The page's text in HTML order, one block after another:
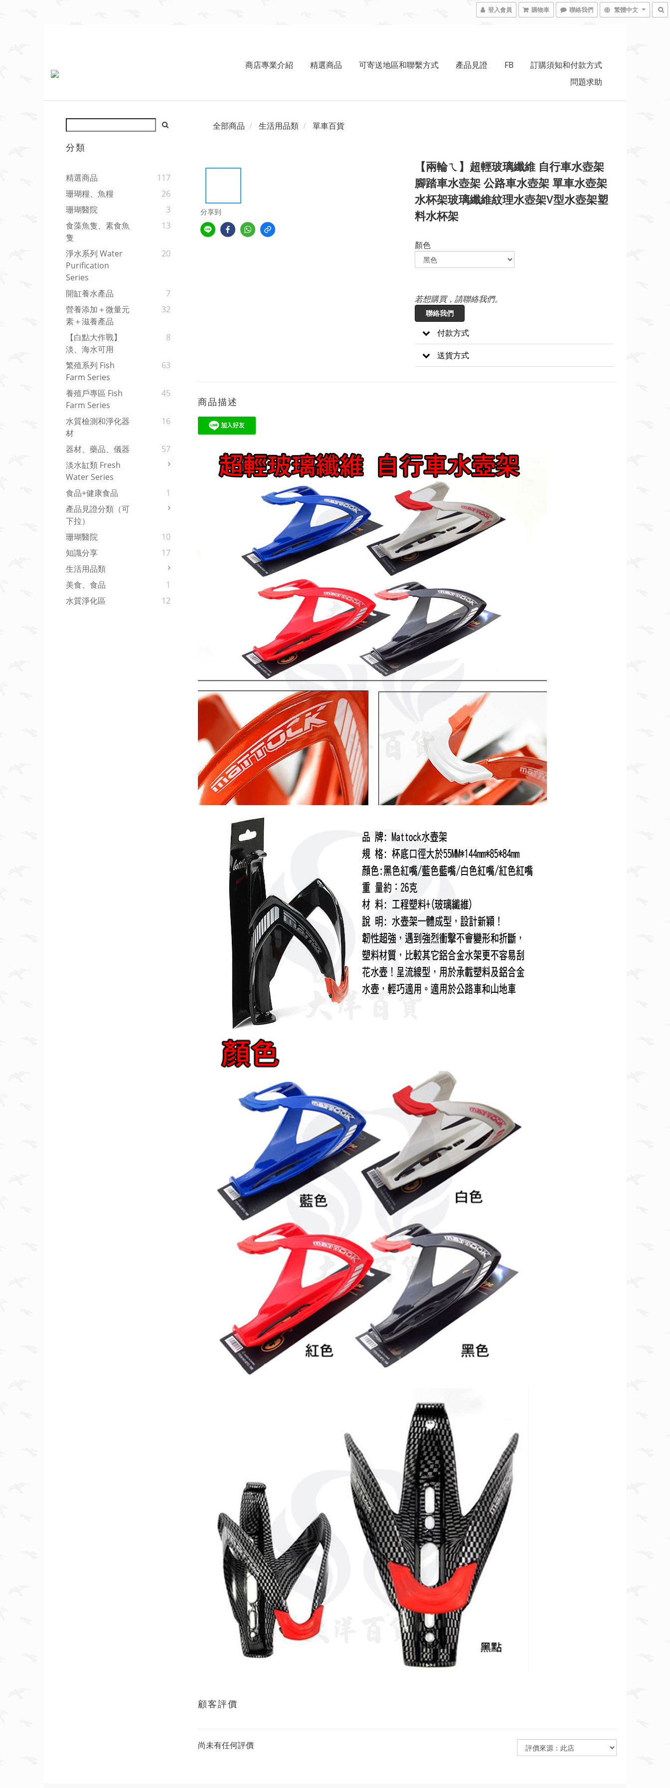
登入會員 購物車 聯絡我們 繁體中文
商店專業介紹 精選商品 可寄送地區和聯繫方式 產品見證 FB
訂購須知和付款方式
問題求助
分類
精選商品
117
珊瑚糧、魚糧
26
珊瑚醫院
3
食藻魚隻、素食魚
隻
13
淨水系列 Water
Purification
Series
20
開缸養水產品
7
營養添加＋微量元
素＋滋養產品
32
【白點大作戰】
淡、海水可用
8
繁殖系列 Fish
Farm Series
63
養殖戶專區 Fish
Farm Series
45
水質檢測和淨化器
材
16
器材、藥品、儀器
57
淡水缸類 Fresh
Water Series
食品+健康食品
1
產品見證分類（可
下拉）
珊瑚醫院
10
知識分享
17
生活用品類
美食、食品
1
水質淨化區
12
全部商品 生活用品類 單車百貨
分享到
【兩輪ㄟ】超輕玻璃纖維 自行車水壺架
腳踏車水壺架 公路車水壺架 單車水壺架
水杯架玻璃纖維紋理水壺架V型水壺架塑
料水杯架
顏色
若想購買，請聯絡我們。
聯絡我們
付款方式
送貨方式
商品描述
顧客評價
尚未有任何評價